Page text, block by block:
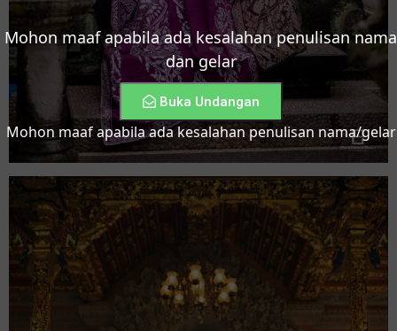
Mohon maaf apabila ada kesalahan penulisan nama
dan gelar
Buka Undangan
Mohon maaf apabila ada kesalahan penulisan nama/gelar